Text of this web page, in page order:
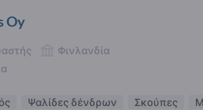
Oy
Φινλανδία
Ψαλίδες δένδρων Σκούπες